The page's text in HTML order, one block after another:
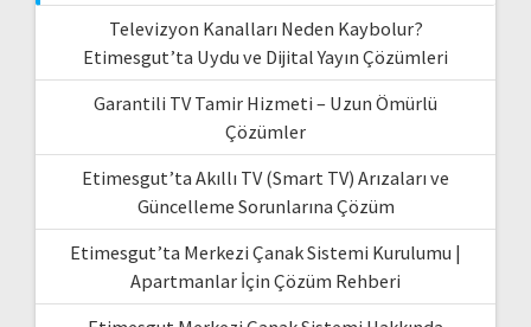
Televizyon Kanalları Neden Kaybolur?
Etimesgut’ta Uydu ve Dijital Yayın Çözümleri
Garantili TV Tamir Hizmeti – Uzun Ömürlü
Çözümler
Etimesgut’ta Akıllı TV (Smart TV) Arızaları ve
Güncelleme Sorunlarına Çözüm
Etimesgut’ta Merkezi Çanak Sistemi Kurulumu |
Apartmanlar İçin Çözüm Rehberi